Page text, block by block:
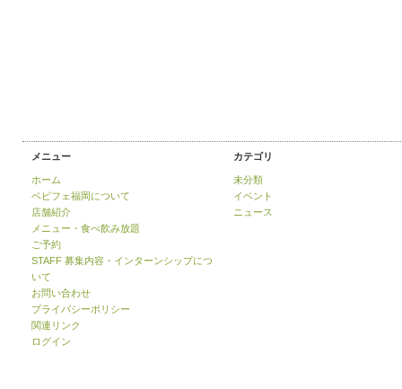
メニュー
ホーム
ベビフェ福岡について
店舗紹介
メニュー・食べ飲み放題
ご予約
STAFF 募集内容・インターンシップにつ
いて
お問い合わせ
プライバシーポリシー
関連リンク
ログイン
カテゴリ
未分類
イベント
ニュース